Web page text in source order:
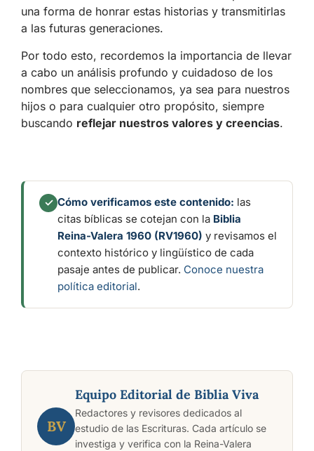
una forma de honrar estas historias y transmitirlas
a las futuras generaciones.
Por todo esto, recordemos la importancia de llevar
a cabo un análisis profundo y cuidadoso de los
nombres que seleccionamos, ya sea para nuestros
hijos o para cualquier otro propósito, siempre
buscando reflejar nuestros valores y creencias.
✓ Cómo verificamos este contenido: las
citas bíblicas se cotejan con la Biblia
Reina-Valera 1960 (RV1960) y revisamos el
contexto histórico y lingüístico de cada
pasaje antes de publicar. Conoce nuestra
política editorial.
BV
Equipo Editorial de Biblia Viva
Redactores y revisores dedicados al
estudio de las Escrituras. Cada artículo se
investiga y verifica con la Reina-Valera